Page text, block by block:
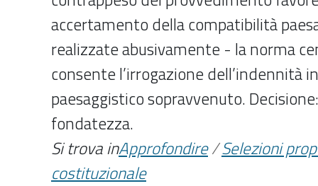
accertamento della compatibilità
realizzate abusivamente - la norma
consente l’irrogazione dell’indennità
paesaggistico sopravvenuto.
fondatezza.
Si trova inApprofondire/Selezioni
costituzionale